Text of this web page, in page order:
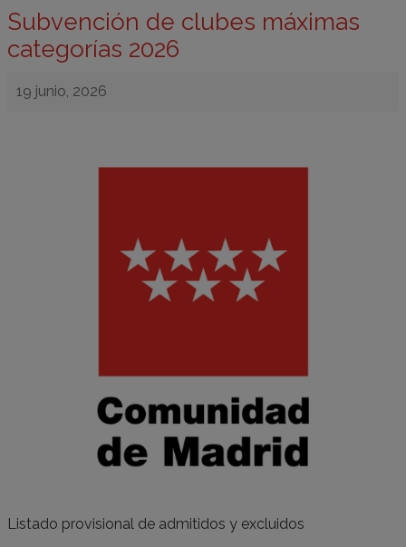
Subvención de clubes máximas
categorías 2026
19 junio, 2026
Listado provisional de admitidos y excluidos